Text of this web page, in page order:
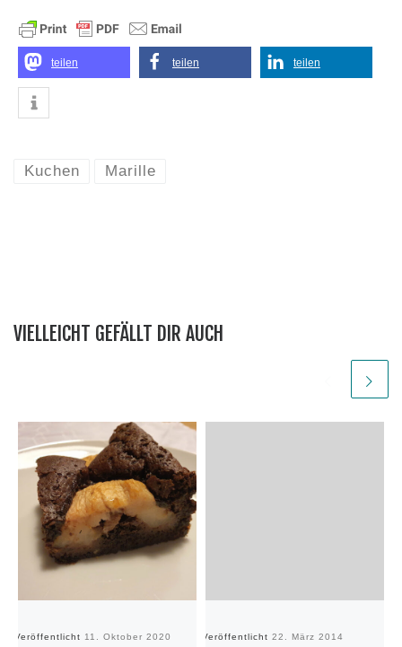
teilen teilen teilen
Kuchen Marille
VIELLEICHT GEFÄLLT DIR AUCH
Veröffentlicht 11. Oktober 2020 Veröffentlicht 22. März 2014